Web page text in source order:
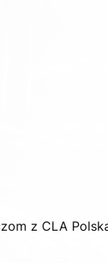
z CLA